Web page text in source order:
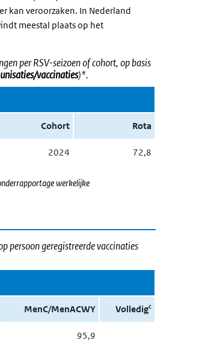
kan veroorzaken. In Nederland
meestal plaats op het
per RSV-seizoen of cohort, op basis
vaccinaties)*.
Cohort Rota
2024 72,8
werkelijke
persoon geregistreerde vaccinaties
MenC/MenACWY Volledigc
95,9